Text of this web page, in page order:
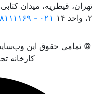
۲، واحد ۱۴
۰۲۱ - ۲۸۱۱۱۱۶۹
© تمامی حقوق این
کارخانه